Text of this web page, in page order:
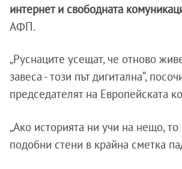
интернет и свободната
АФП.
„Руснаците усещат, че отново
завеса - този път дигитална“,
председателят на Европейската
„Ако историята ни учи на нещо, то
подобни стени в крайна сметка